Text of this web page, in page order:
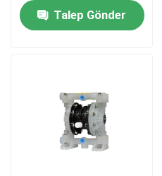
Talep Gönder